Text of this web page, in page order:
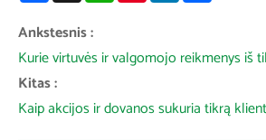
Ankstesnis :
Kurie virtuvės ir valgomojo reikmenys iš
Kitas :
Kaip akcijos ir dovanos sukuria tikrą